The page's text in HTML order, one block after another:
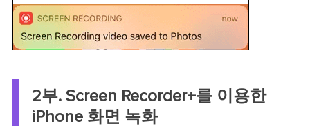
2부. Screen Recorder+를 이용한
iPhone 화면 녹화